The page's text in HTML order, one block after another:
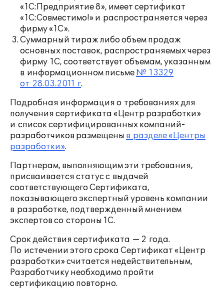
«1С:Предприятие 8», имеет сертификат
«1С:Совместимо!» и распространяется через
фирму «1С».
Суммарный тираж либо объем продаж
основных поставок, распространяемых через
фирму 1С, соответствует объемам, указанным
в информационном письме № 13329
от 28.03.2011 г.
Подробная информация о требованиях для
получения сертификата «Центр разработки»
и список сертифицированных компаний-
разработчиков размещены в разделе «Центры
разработки».
Партнерам, выполняющим эти требования,
присваивается статус с выдачей
соответствующего Сертификата,
показывающего экспертный уровень компании
в разработке, подтвержденный мнением
экспертов со стороны 1С.
Срок действия сертификата — 2 года.
По истечении этого срока Сертификат «Центр
разработки» считается недействительным,
Разработчику необходимо пройти
сертификацию повторно.